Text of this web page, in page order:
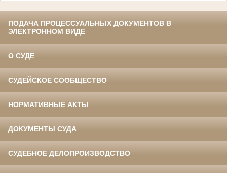
ПОДАЧА ПРОЦЕССУАЛЬНЫХ ДОКУМЕНТОВ В
ЭЛЕКТРОННОМ ВИДЕ
О СУДЕ
СУДЕЙСКОЕ СООБЩЕСТВО
НОРМАТИВНЫЕ АКТЫ
ДОКУМЕНТЫ СУДА
СУДЕБНОЕ ДЕЛОПРОИЗВОДСТВО